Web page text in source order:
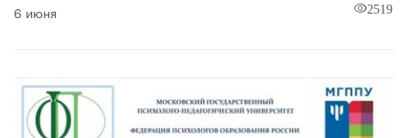
6 июня 2519